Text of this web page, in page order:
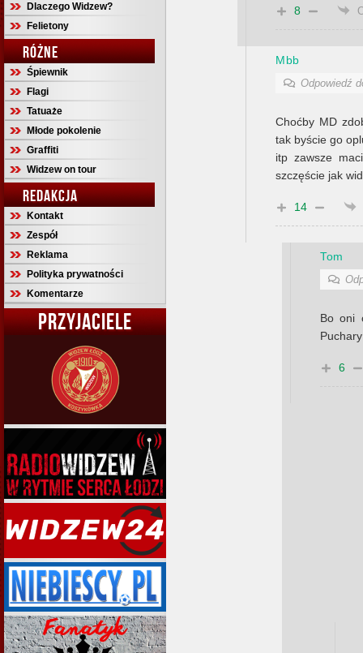
Dlaczego Widzew?
Felietony
RÓŻNE
Śpiewnik
Flagi
Tatuaże
Młode pokolenie
Graffiti
Widzew on tour
REDAKCJA
Kontakt
Zespół
Reklama
Polityka prywatności
Komentarze
PRZYJACIELE
8
Mbb
Odpowiedź
Choćby MD
tak byście go
itp zawsze
szczęście jak
14
Tom
Bo oni
6